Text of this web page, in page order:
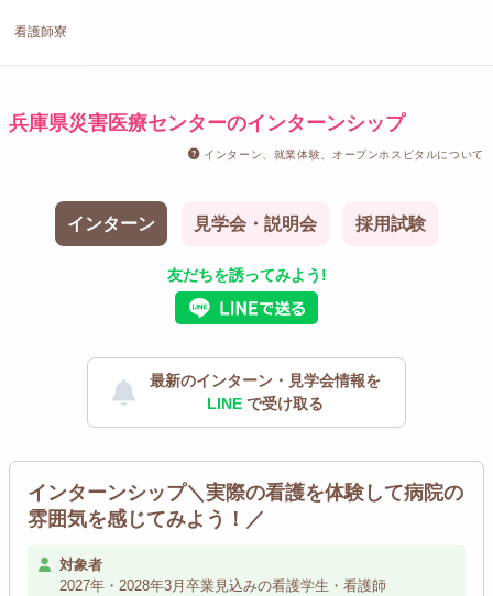
看護師寮
兵庫県災害医療センターのインターンシップ
インターン、就業体験、オープンホスピタルについて
インターン 見学会・説明会 採用試験
友だちを誘ってみよう!
最新のインターン・見学会情報を
LINE で受け取る
インターンシップ＼実際の看護を体験して病院の
雰囲気を感じてみよう！／
対象者
2027年・2028年3月卒業見込みの看護学生・看護師